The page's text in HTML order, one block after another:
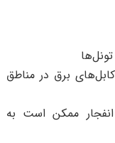
برق در مناطق
ممکن است به